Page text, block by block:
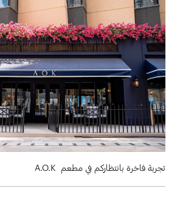
تجربة فاخرة بانتظاركم في مطعم ‏ A.O.K‏